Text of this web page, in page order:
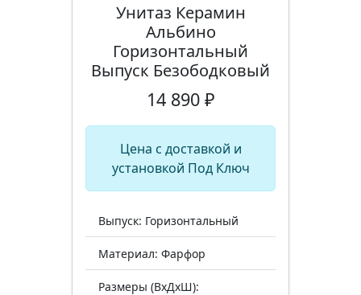
Унитаз Керамин
Альбино
Горизонтальный
Выпуск Безободковый
14 890 ₽
Цена с доставкой и
установкой Под Ключ
Выпуск: Горизонтальный
Материал: Фарфор
Размеры (ВхДхШ):